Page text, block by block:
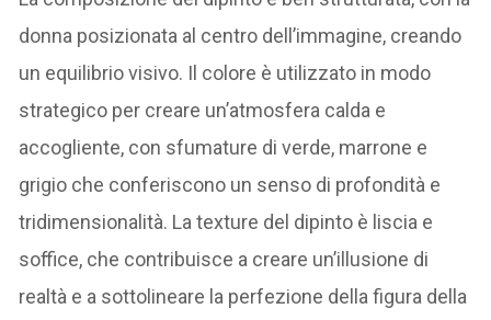
donna posizionata al centro dell’immagine, creando
un equilibrio visivo. Il colore è utilizzato in modo
strategico per creare un’atmosfera calda e
accogliente, con sfumature di verde, marrone e
grigio che conferiscono un senso di profondità e
tridimensionalità. La texture del dipinto è liscia e
soffice, che contribuisce a creare un’illusione di
realtà e a sottolineare la perfezione della figura della